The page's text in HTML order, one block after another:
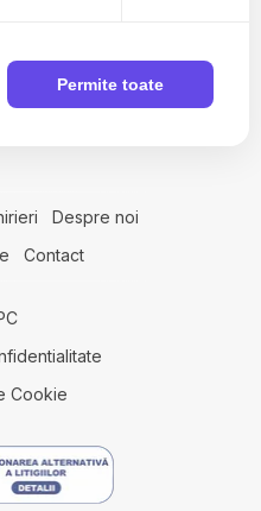
Centru
Andrei Muresanu
Buna-Ziua
Zorilor / Mircea Eliade
Rotund
949 489
Despre noi
Contact
Cookie
Permite toate